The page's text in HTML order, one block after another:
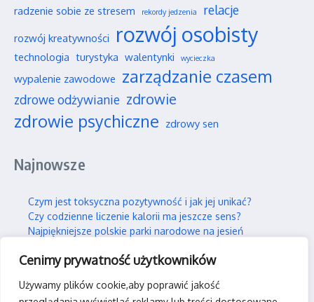
Cenimy prywatność użytkowników
Używamy plików cookie,aby poprawić jakość
radzenie sobie ze stresem
rekordy jedzenia relacje
rozwój kreatywności rozwój osobisty
technologia turystyka walentynki wycieczka
wypalenie zawodowe zarządzanie czasem
zdrowe odżywianie zdrowie
zdrowie psychiczne zdrowy sen
Najnowsze
Czym jest toksyczna pozytywność i jak jej unikać?
Czy codzienne liczenie kalorii ma jeszcze sens?
Najpiękniejsze polskie parki narodowe na jesień
Jak efektywnie i trwale uczyć się nowych rzeczy?
Kontakt